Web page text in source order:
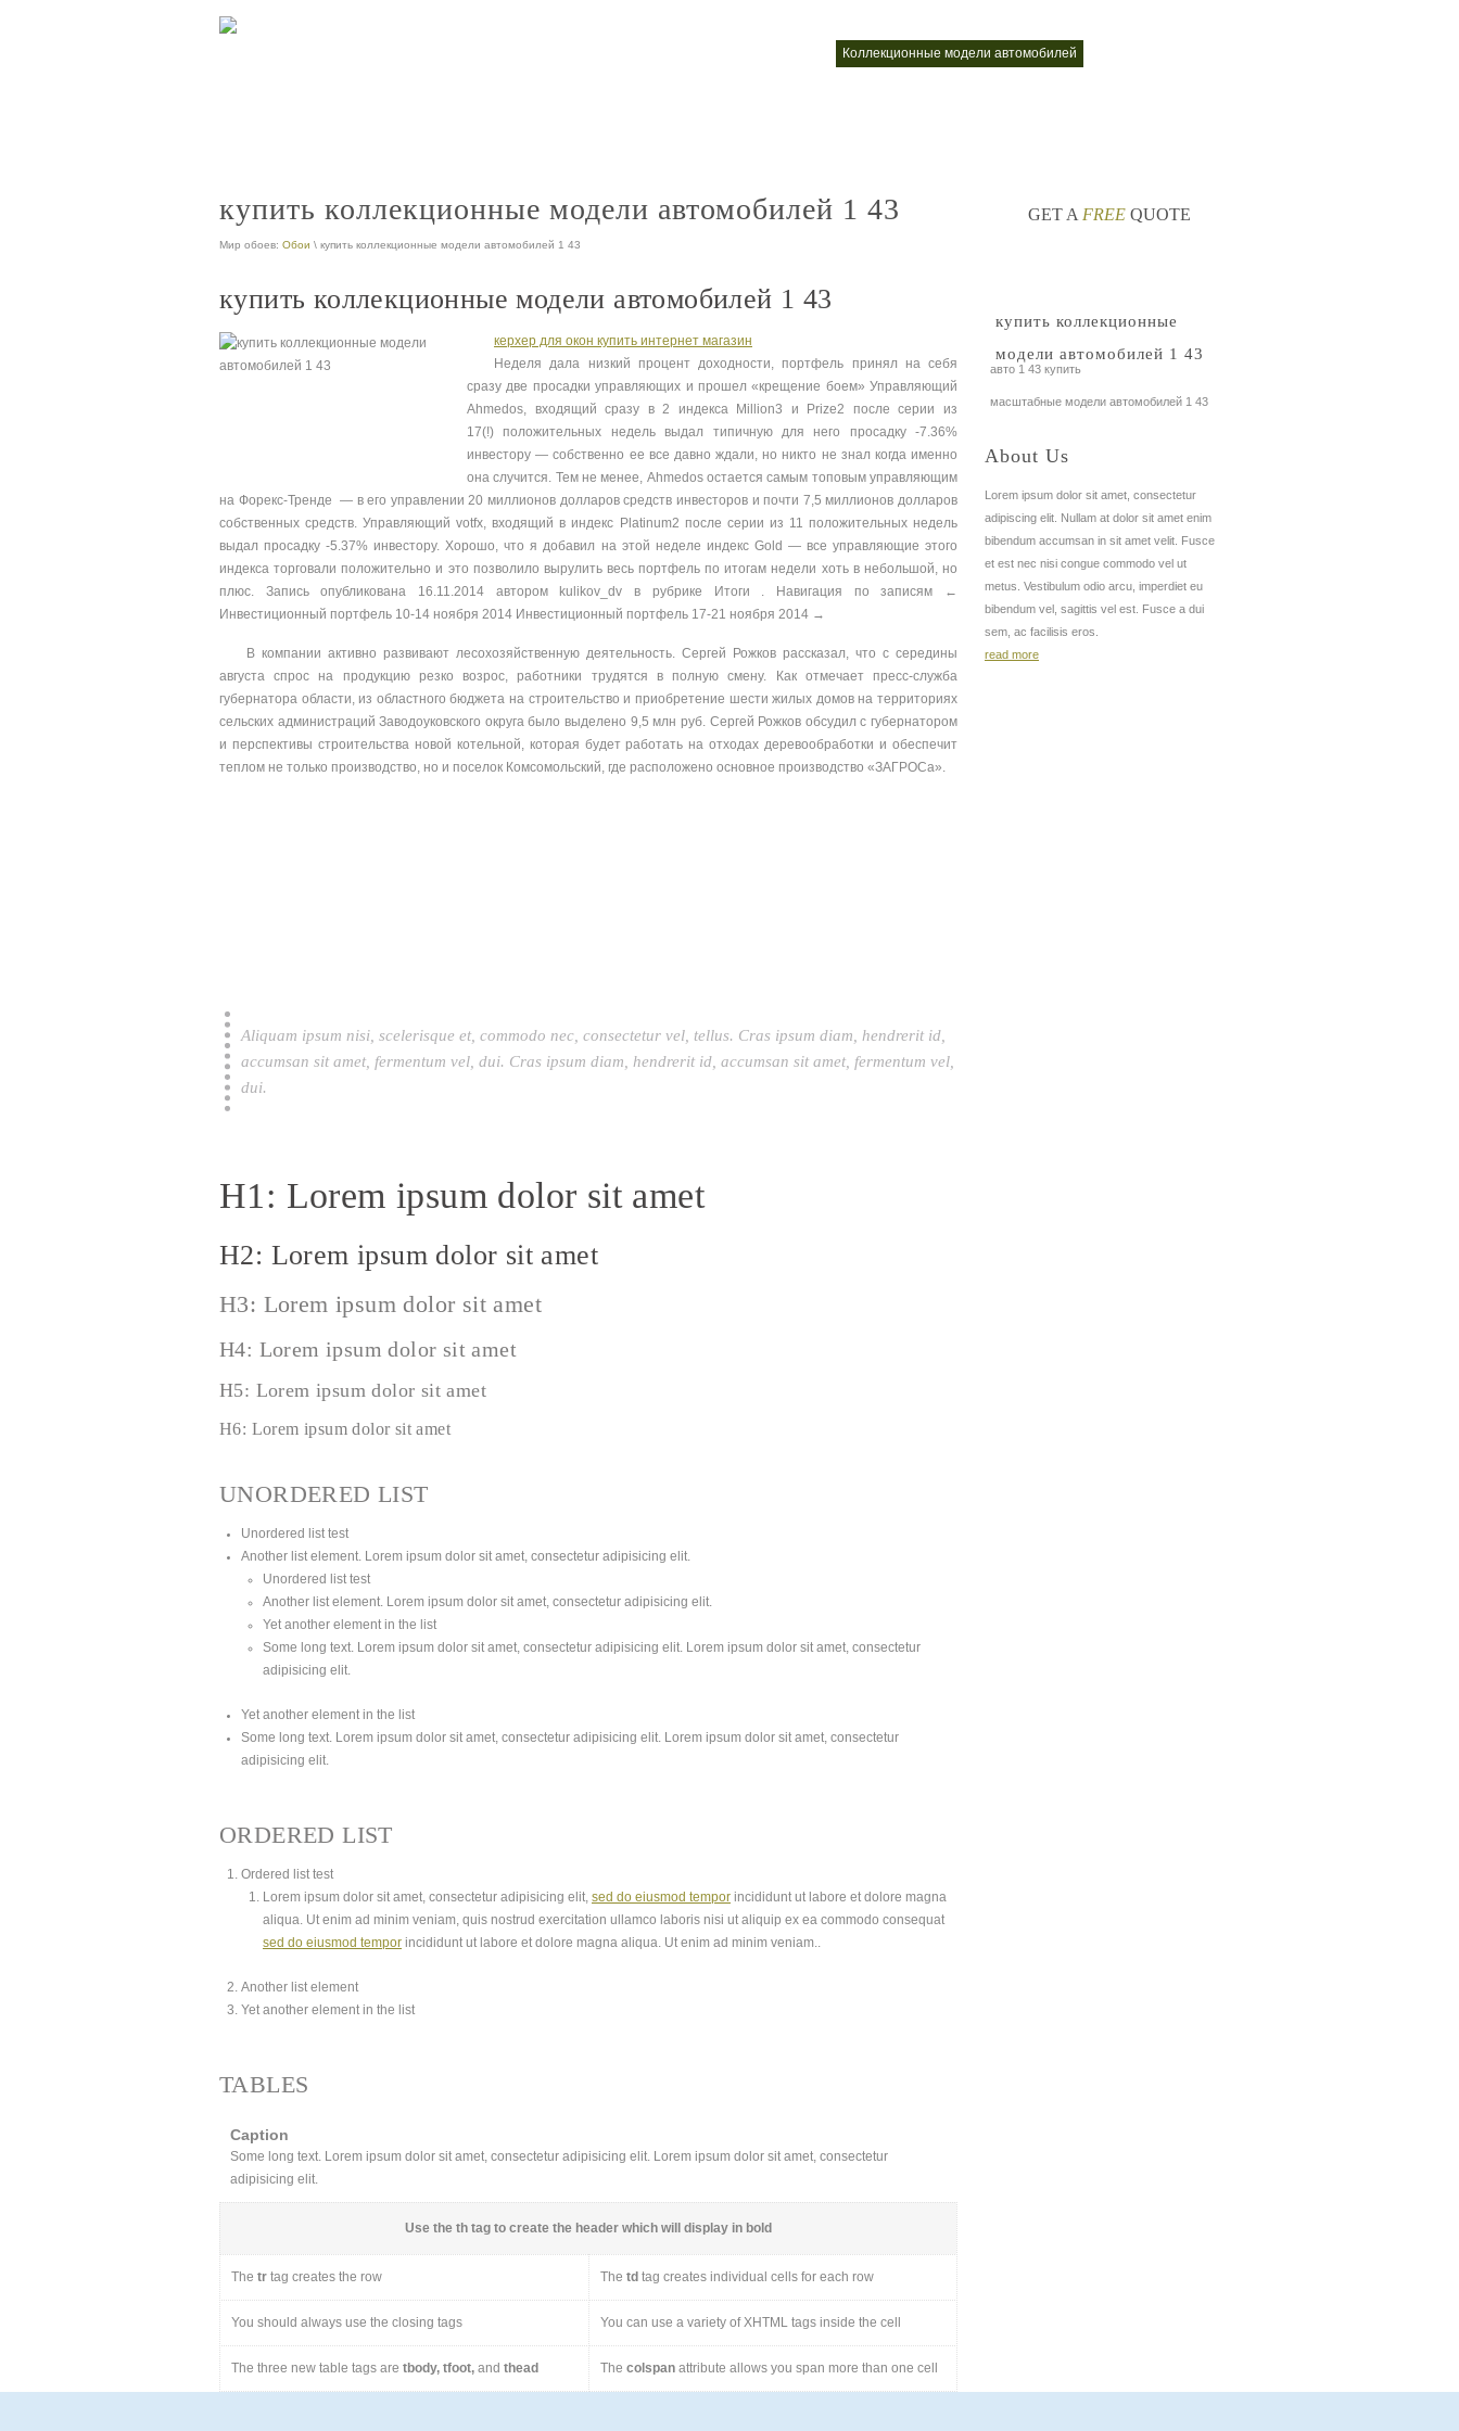
коллекционные модели автомобилей
купить коллекционные модели автомобилей 1 43
Мир обоев: Обои \ купить коллекционные модели автомобилей 1 43
GET A FREE QUOTE
купить коллекционные модели автомобилей 1 43
керхер для окон купить интернет магазин
Неделя дала низкий процент доходности, портфель принял на себя
сразу две просадки управляющих и прошел «крещение боем» Управляющий
Ahmedos, входящий сразу в 2 индекса Million3 и Prize2 после серии из
17(!) положительных недель выдал типичную для него просадку -7.36%
инвестору — собственно ее все давно ждали, но никто не знал когда именно
она случится. Тем не менее, Ahmedos остается самым топовым управляющим
на Форекс-Тренде — в его управлении 20 миллионов долларов средств инвесторов и почти 7,5 миллионов долларов
собственных средств. Управляющий votfx, входящий в индекс Platinum2 после серии из 11 положительных недель
выдал просадку -5.37% инвестору. Хорошо, что я добавил на этой неделе индекс Gold — все управляющие этого
индекса торговали положительно и это позволило вырулить весь портфель по итогам недели хоть в небольшой, но
плюс. Запись опубликована 16.11.2014 автором kulikov_dv в рубрике Итоги . Навигация по записям ←
Инвестиционный портфель 10-14 ноября 2014 Инвестиционный портфель 17-21 ноября 2014 →
В компании активно развивают лесохозяйственную деятельность. Сергей Рожков рассказал, что с середины
августа спрос на продукцию резко возрос, работники трудятся в полную смену. Как отмечает пресс-служба
губернатора области, из областного бюджета на строительство и приобретение шести жилых домов на территориях
сельских администраций Заводоуковского округа было выделено 9,5 млн руб. Сергей Рожков обсудил с губернатором
и перспективы строительства новой котельной, которая будет работать на отходах деревообработки и обеспечит
теплом не только производство, но и поселок Комсомольский, где расположено основное производство «ЗАГРОСа».
Aliquam ipsum nisi, scelerisque et, commodo nec, consectetur vel, tellus. Cras ipsum diam, hendrerit id,
accumsan sit amet, fermentum vel, dui. Cras ipsum diam, hendrerit id, accumsan sit amet, fermentum vel,
dui.
H1: Lorem ipsum dolor sit amet
H2: Lorem ipsum dolor sit amet
H3: Lorem ipsum dolor sit amet
H4: Lorem ipsum dolor sit amet
H5: Lorem ipsum dolor sit amet
H6: Lorem ipsum dolor sit amet
UNORDERED LIST
Unordered list test
Another list element. Lorem ipsum dolor sit amet, consectetur adipisicing elit.
Unordered list test
Another list element. Lorem ipsum dolor sit amet, consectetur adipisicing elit.
Yet another element in the list
Some long text. Lorem ipsum dolor sit amet, consectetur adipisicing elit. Lorem ipsum dolor sit amet, consectetur
adipisicing elit.
Yet another element in the list
Some long text. Lorem ipsum dolor sit amet, consectetur adipisicing elit. Lorem ipsum dolor sit amet, consectetur
adipisicing elit.
ORDERED LIST
Ordered list test
Lorem ipsum dolor sit amet, consectetur adipisicing elit, sed do eiusmod tempor incididunt ut labore et dolore magna
aliqua. Ut enim ad minim veniam, quis nostrud exercitation ullamco laboris nisi ut aliquip ex ea commodo consequat
sed do eiusmod tempor incididunt ut labore et dolore magna aliqua. Ut enim ad minim veniam..
Another list element
Yet another element in the list
TABLES
Caption
Some long text. Lorem ipsum dolor sit amet, consectetur adipisicing elit. Lorem ipsum dolor sit amet, consectetur
adipisicing elit.
Use the th tag to create the header which will display in bold
The tr tag creates the row The td tag creates individual cells for each row
You should always use the closing tags You can use a variety of XHTML tags inside the cell
The three new table tags are tbody, tfoot, and thead The colspan attribute allows you span more than one cell
купить коллекционные
модели автомобилей 1 43
авто 1 43 купить
масштабные модели автомобилей 1 43
About Us
Lorem ipsum dolor sit amet, consectetur
adipiscing elit. Nullam at dolor sit amet enim
bibendum accumsan in sit amet velit. Fusce
et est nec nisi congue commodo vel ut
metus. Vestibulum odio arcu, imperdiet eu
bibendum vel, sagittis vel est. Fusce a dui
sem, ac facilisis eros.
read more